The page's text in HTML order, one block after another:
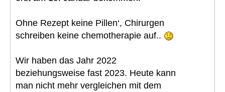
Ohne Rezept keine Pillen‘, Chirurgen
schreiben keine chemotherapie auf..
Wir haben das Jahr 2022
beziehungsweise fast 2023. Heute kann
man nicht mehr vergleichen mit dem